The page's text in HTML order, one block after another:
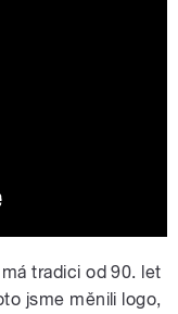
tradici od 90. let
jsme měnili logo,